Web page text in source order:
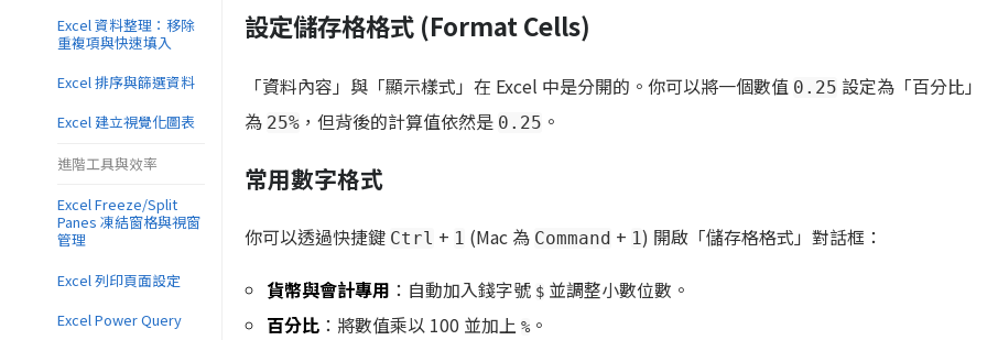
設定儲存格格式 (Format Cells)
「資料內容」與「顯示樣式」在 Excel 中是分開的。你可以將一個數值 0.25 設定為「百分比
為 25% ，但背後的計算值依然是 0.25 。
常用數字格式
你可以透過快捷鍵 Ctrl + 1 (Mac 為 Command + 1) 開啟「儲存格格式」對話框：
貨幣與會計專用 ：自動加入錢字號 $ 並調整小數位數。
百分比 ：將數值乘以 100 並加上 % 。
Excel 資料整理：移除
重複項與快速填入
Excel 排序與篩選資料
Excel 建立視覺化圖表
進階工具與效率
Excel Freeze/Split
Panes 凍結窗格與視窗
管理
Excel 列印頁面設定
Excel Power Query